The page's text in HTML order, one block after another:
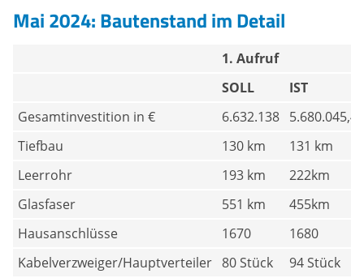
Mai 2024: Bautenstand im Detail
1. Aufruf
SOLL
IST
Gesamtinvestition in €
6.632.138 5.680.045,47
Tiefbau
130 km
131 km
Leerrohr
193 km
222km
Glasfaser
551 km
455km
Hausanschlüsse
1670
1680
Kabelverzweiger/Hauptverteiler 80 Stück 94 Stück